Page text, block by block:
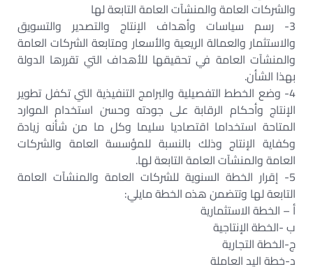
والشركات العامة والمنشآت العامة التابعة لها‏
3- رسم سياسات وأهداف الإنتاج والتصدير والتسويق
والاستثمار والعمالة الريعية والأسعار ومتابعة الشركات العامة
والمنشآت العامة في تحقيقها للأهداف التي تقررها الدولة
بهذا الشأن.‏
4- وضع الخطط التفصيلية والبرامج التنفيذية التي تكفل تطوير
الإنتاج وأحكام الرقابة على جودته وحسن استخدام الموارد
المتاحة استخداما اقتصاديا سليما وكل ما من شأنه زيادة
وكفاية الإنتاج وذلك بالنسبة للمؤسسة العامة والشركات
العامة والمنشآت العامة التابعة لها.‏
5- إقرار الخطة السنوية للشركات العامة والمنشآت العامة
التابعة لها وتتضمن هذه الخطة مايلي:‏
أ – الخطة الاستثمارية‏
ب -الخطة الإنتاجية‏
ج-الخطة التجارية‏
د-خطة اليد العاملة‏